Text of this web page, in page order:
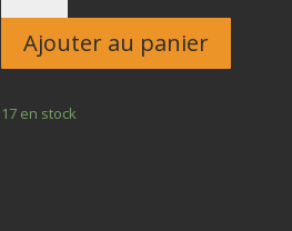
Enfant
Ajouter au panier
17 en stock